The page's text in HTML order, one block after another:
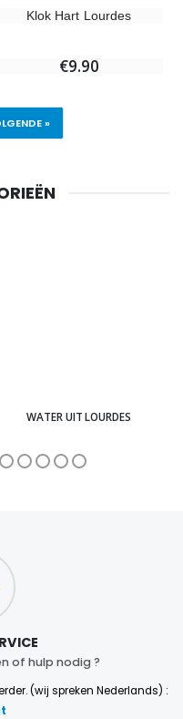
Klok Hart Lourdes
€9.90
»
WATER UIT LOURDES
of hulp nodig ?
(wij spreken Nederlands) :